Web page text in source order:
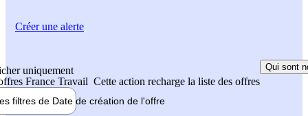
uniquement
France Travail Cette action recharge la liste des offres
Qui sont
filtres de Date de création de l'offre
Créer une alerte